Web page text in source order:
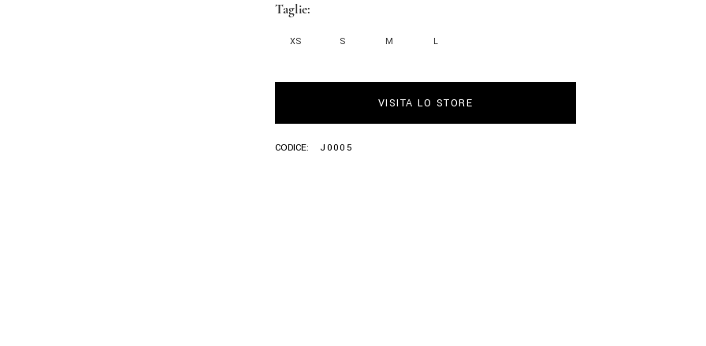
Taglie
XS S M L
VISITA LO STORE
CODICE: J0005